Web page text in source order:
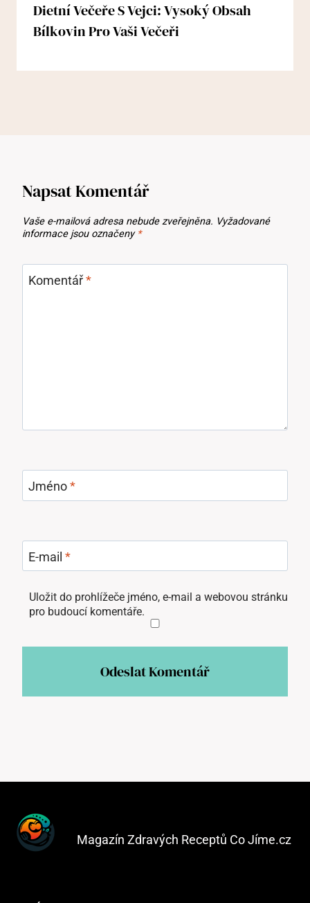
Dietní Večeře S Vejci: Vysoký Obsah
Bílkovin Pro Vaši Večeři
Napsat Komentář
Vaše e-mailová adresa nebude zveřejněna. Vyžadované
informace jsou označeny *
Komentář*
Jméno*
E-mail *
Uložit do prohlížeče jméno, e-mail a webovou stránku
pro budoucí komentáře.
Magazín Zdravých Receptů Co Jíme.cz